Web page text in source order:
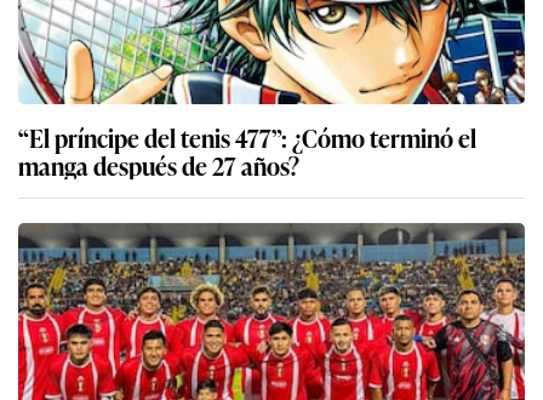
“El príncipe del tenis 477”: ¿Cómo terminó el
manga después de 27 años?